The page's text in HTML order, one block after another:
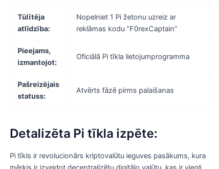
Tūlītēja
atlīdzība:
Nopelniet 1 Pi žetonu uzreiz ar
reklāmas kodu “F0rexCaptain”
Pieejams,
izmantojot:
Oficiālā Pi tīkla lietojumprogramma
Pašreizējais
statuss:
Atvērts fāzē pirms palaišanas
Detalizēta Pi tīkla izpēte:
Pi tīkls ir revolucionārs kriptovalūtu ieguves pasākums, kura